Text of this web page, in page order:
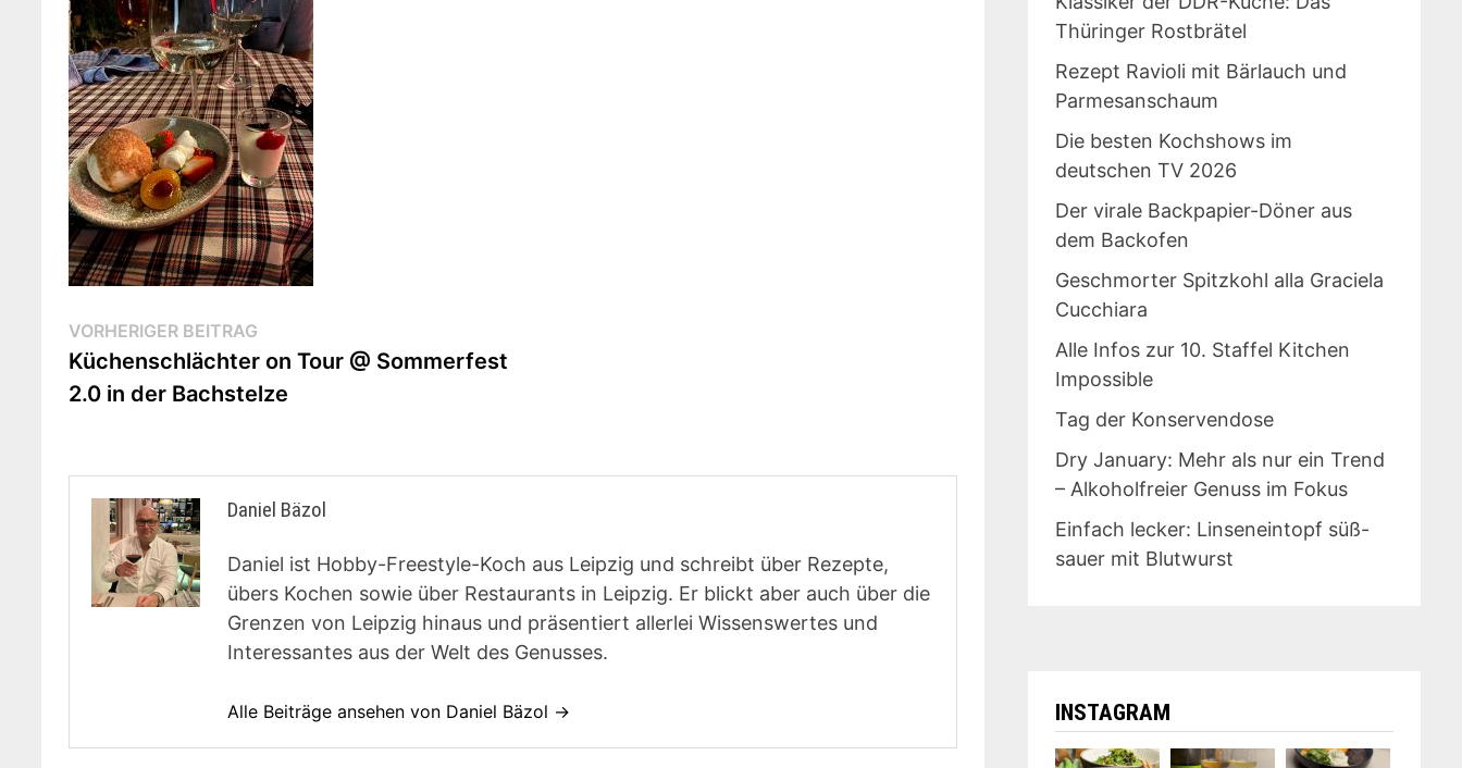
Beitragsnavigation
VORHERIGER BEITRAG
Beitrag:
Küchenschlächter on Tour @ Sommerfest
2.0 in der Bachstelze
Daniel Bäzol
Daniel ist Hobby-Freestyle-Koch aus Leipzig und schreibt über Rezepte,
übers Kochen sowie über Restaurants in Leipzig. Er blickt aber auch über die
Grenzen von Leipzig hinaus und präsentiert allerlei Wissenswertes und
Interessantes aus der Welt des Genusses.
Alle Beiträge ansehen von Daniel Bäzol →
Thüringer Rostbrätel
Rezept Ravioli mit Bärlauch und
Parmesanschaum
Die besten Kochshows im
deutschen TV 2026
Der virale Backpapier-Döner aus
dem Backofen
Geschmorter Spitzkohl alla Graciela
Cucchiara
Alle Infos zur 10. Staffel Kitchen
Impossible
Tag der Konservendose
Dry January: Mehr als nur ein Trend
– Alkoholfreier Genuss im Fokus
Einfach lecker: Linseneintopf süß-
sauer mit Blutwurst
INSTAGRAM